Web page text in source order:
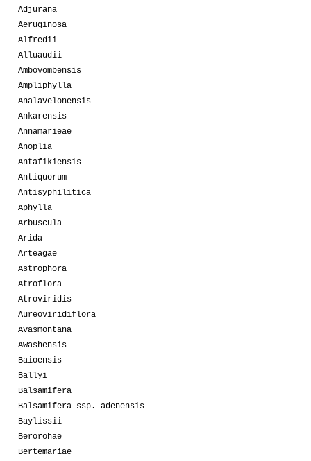
Adjurana
Aeruginosa
Alfredii
Alluaudii
Ambovombensis
Ampliphylla
Analavelonensis
Ankarensis
Annamarieae
Anoplia
Antafikiensis
Antiquorum
Antisyphilitica
Aphylla
Arbuscula
Arida
Arteagae
Astrophora
Atroflora
Atroviridis
Aureoviridiflora
Avasmontana
Awashensis
Baioensis
Ballyi
Balsamifera
Balsamifera ssp. adenensis
Baylissii
Berorohae
Bertemariae